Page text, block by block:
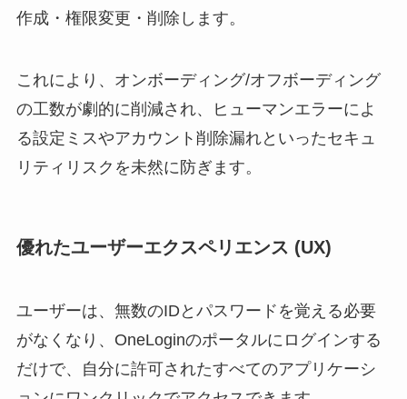
作成・権限変更・削除します。
これにより、オンボーディング/オフボーディング
の工数が劇的に削減され、ヒューマンエラーによ
る設定ミスやアカウント削除漏れといったセキュ
リティリスクを未然に防ぎます。
優れたユーザーエクスペリエンス (UX)
ユーザーは、無数のIDとパスワードを覚える必要
がなくなり、OneLoginのポータルにログインする
だけで、自分に許可されたすべてのアプリケーシ